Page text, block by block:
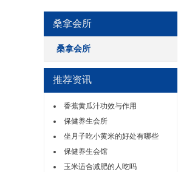
桑拿会所
桑拿会所
推荐资讯
香蕉黄瓜汁功效与作用
保健养生会所
坐月子吃小黄米的好处有哪些
保健养生会馆
玉米适合减肥的人吃吗